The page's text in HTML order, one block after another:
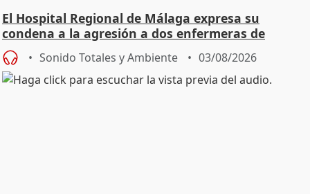
El Hospital Regional de Málaga expresa su
condena a la agresión a dos enfermeras de
Urgencias
Sonido Totales y Ambiente 03/08/2026